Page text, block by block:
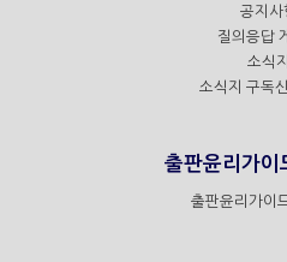
공지사
질의응답
소식지
소식지 구독
출판윤리가이
출판윤리가이